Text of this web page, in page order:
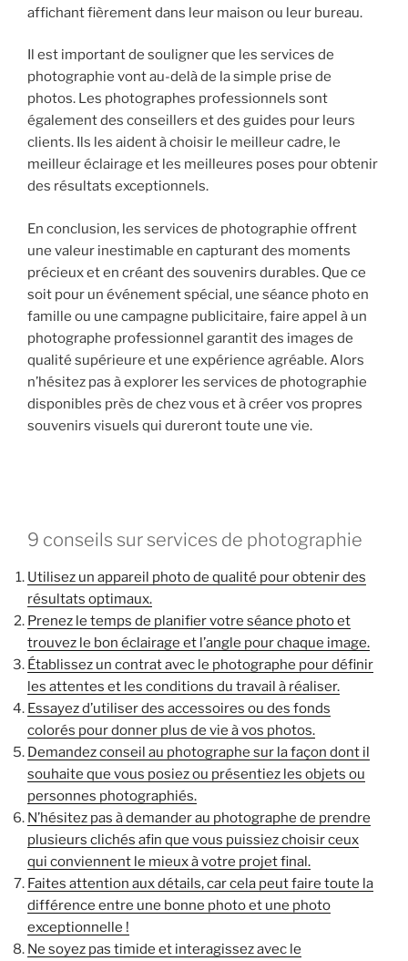
affichant fièrement dans leur maison ou leur bureau.
Il est important de souligner que les services de
photographie vont au-delà de la simple prise de
photos. Les photographes professionnels sont
également des conseillers et des guides pour leurs
clients. Ils les aident à choisir le meilleur cadre, le
meilleur éclairage et les meilleures poses pour obtenir
des résultats exceptionnels.
En conclusion, les services de photographie offrent
une valeur inestimable en capturant des moments
précieux et en créant des souvenirs durables. Que ce
soit pour un événement spécial, une séance photo en
famille ou une campagne publicitaire, faire appel à un
photographe professionnel garantit des images de
qualité supérieure et une expérience agréable. Alors
n’hésitez pas à explorer les services de photographie
disponibles près de chez vous et à créer vos propres
souvenirs visuels qui dureront toute une vie.
9 conseils sur services de photographie
Utilisez un appareil photo de qualité pour obtenir des
résultats optimaux.
Prenez le temps de planifier votre séance photo et
trouvez le bon éclairage et l’angle pour chaque image.
Établissez un contrat avec le photographe pour définir
les attentes et les conditions du travail à réaliser.
Essayez d’utiliser des accessoires ou des fonds
colorés pour donner plus de vie à vos photos.
Demandez conseil au photographe sur la façon dont il
souhaite que vous posiez ou présentiez les objets ou
personnes photographiés.
N’hésitez pas à demander au photographe de prendre
plusieurs clichés afin que vous puissiez choisir ceux
qui conviennent le mieux à votre projet final.
Faites attention aux détails, car cela peut faire toute la
différence entre une bonne photo et une photo
exceptionnelle !
Ne soyez pas timide et interagissez avec le